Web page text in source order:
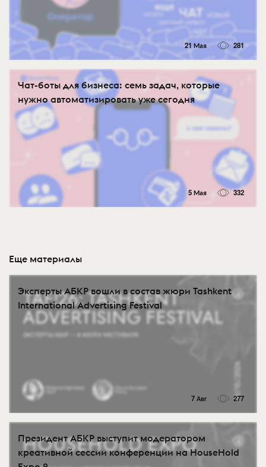
21 Мая 281
Чат-боты для бизнеса: семь задач, которые
нужно автоматизировать уже сегодня
5 Мая 332
Еще материалы
Эксперты АБКР вошли в состав жюри Tashkent
International Advertising Festival
7 Авг 277
Президент АБКР выступит модератором
креативной сессии конференции на HouseHold